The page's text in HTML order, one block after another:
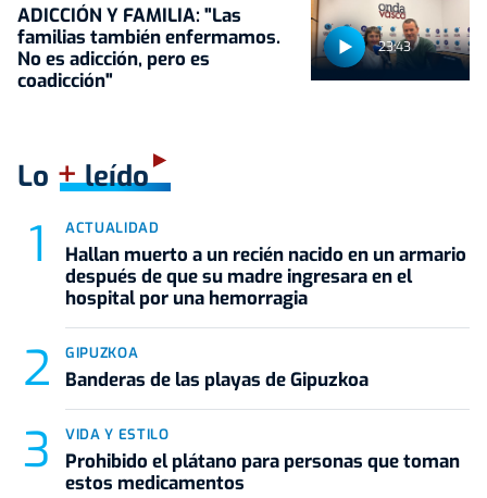
23:43
ADICCIÓN Y FAMILIA: "Las
familias también enfermamos.
No es adicción, pero es
coadicción"
Lo +leído
ACTUALIDAD
Hallan muerto a un recién nacido en un armario
después de que su madre ingresara en el
hospital por una hemorragia
GIPUZKOA
Banderas de las playas de Gipuzkoa
VIDA Y ESTILO
Prohibido el plátano para personas que toman
estos medicamentos